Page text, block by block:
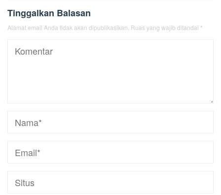
Tinggalkan Balasan
Alamat email Anda tidak akan dipublikasikan. Ruas yang wajib ditandai *